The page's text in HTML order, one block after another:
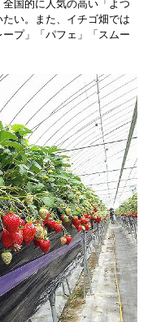
国的に人気の高い「よつ
い。また、イチゴ畑では
プ」「パフェ」「スムー